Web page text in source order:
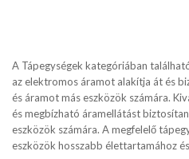
A Tápegységek kategóriában
az elektromos áramot alakítja át és
és áramot más eszközök számára.
és megbízható áramellátást
eszközök számára. A megfelelő
eszközök hosszabb élettartamához